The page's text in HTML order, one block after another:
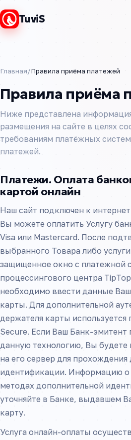
TuviS
Главная/Правила приёма платежей
Правила приёма
Ниже представлена
размещения на сайте в целях
требованиям платёжных
платежей.
Платежи. Оплата
картой онлайн
Наш сайт подключен к
Вы можете оплатить Услугу
Visa или Mastercard. После
выбранного Товара либо
защищенное окно с платежной
процессингового центра
необходимо ввести данные
карты. Для дополнительной
держателя карты используется
Secure. Если Ваш Банк-эмитент
данную технологию, Вы будете
на его сервер для
идентификации. Информацию о
методах дополнительной
уточняйте в Банке, выдавшем
карту.
Услуга онлайн-оплаты